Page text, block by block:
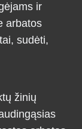
ir
arbatos
sudėti,
žinių